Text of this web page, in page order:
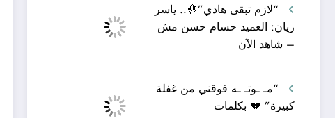
“لازم تبقى هادي”🤚.. ياسر
ريان: العميد حسام حسن مش
– شاهد الآن
“مـ ـوتـ ـه فوقني من غفلة
كبيرة” 💔 بكلمات